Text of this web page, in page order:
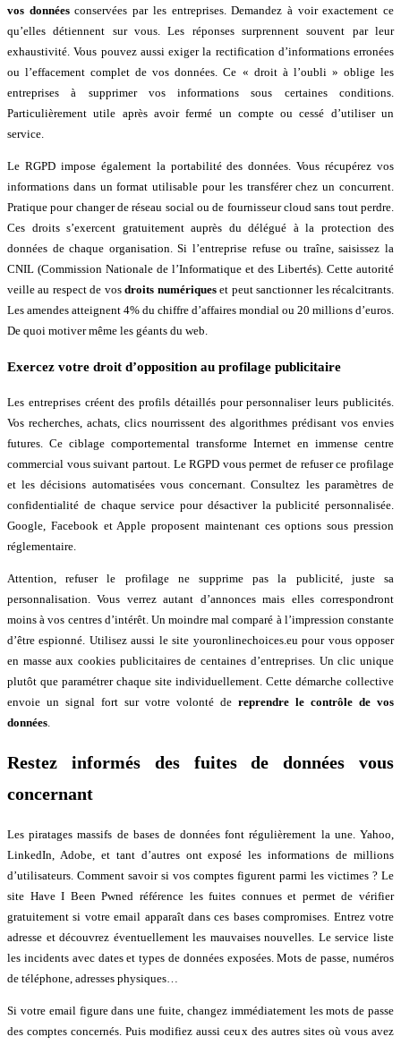
vos donnéesconservées par les entreprises. Demandez à voir exactement ce
qu’elles détiennent sur vous. Les réponses surprennent souvent par leur
exhaustivité. Vous pouvez aussi exiger la rectification d’informations erronées
ou l’effacement complet de vos données. Ce « droit à l’oubli » oblige les
entreprises à supprimer vos informations sous certaines conditions.
Particulièrement utile après avoir fermé un compte ou cessé d’utiliser un
service.
Le RGPD impose également la portabilité des données. Vous récupérez vos
informations dans un format utilisable pour les transférer chez un concurrent.
Pratique pour changer de réseau social ou de fournisseur cloud sans tout perdre.
Ces droits s’exercent gratuitement auprès du délégué à la protection des
données de chaque organisation. Si l’entreprise refuse ou traîne, saisissez la
CNIL (Commission Nationale de l’Informatique et des Libertés). Cette autorité
veille au respect de vosdroits numériqueset peut sanctionner les récalcitrants.
Les amendes atteignent 4% du chiffre d’affaires mondial ou 20 millions d’euros.
De quoi motiver même les géants du web.
Exercez votre droit d’opposition au profilage publicitaire
Les entreprises créent des profils détaillés pour personnaliser leurs publicités.
Vos recherches, achats, clics nourrissent des algorithmes prédisant vos envies
futures. Ce ciblage comportemental transforme Internet en immense centre
commercial vous suivant partout. Le RGPD vous permet de refuser ce profilage
et les décisions automatisées vous concernant. Consultez les paramètres de
confidentialité de chaque service pour désactiver la publicité personnalisée.
Google, Facebook et Apple proposent maintenant ces options sous pression
réglementaire.
Attention, refuser le profilage ne supprime pas la publicité, juste sa
personnalisation. Vous verrez autant d’annonces mais elles correspondront
moins à vos centres d’intérêt. Un moindre mal comparé à l’impression constante
d’être espionné. Utilisez aussi le site youronlinechoices.eu pour vous opposer
en masse aux cookies publicitaires de centaines d’entreprises. Un clic unique
plutôt que paramétrer chaque site individuellement. Cette démarche collective
envoie un signal fort sur votre volonté de reprendre le contrôle de vos
données.
Restez informés des fuites de données vous
concernant
Les piratages massifs de bases de données font régulièrement la une. Yahoo,
LinkedIn, Adobe, et tant d’autres ont exposé les informations de millions
d’utilisateurs. Comment savoir si vos comptes figurent parmi les victimes ? Le
site Have I Been Pwned référence les fuites connues et permet de vérifier
gratuitement si votre email apparaît dans ces bases compromises. Entrez votre
adresse et découvrez éventuellement les mauvaises nouvelles. Le service liste
les incidents avec dates et types de données exposées. Mots de passe, numéros
de téléphone, adresses physiques…
Si votre email figure dans une fuite, changez immédiatement les mots de passe
des comptes concernés. Puis modifiez aussi ceux des autres sites où vous avez